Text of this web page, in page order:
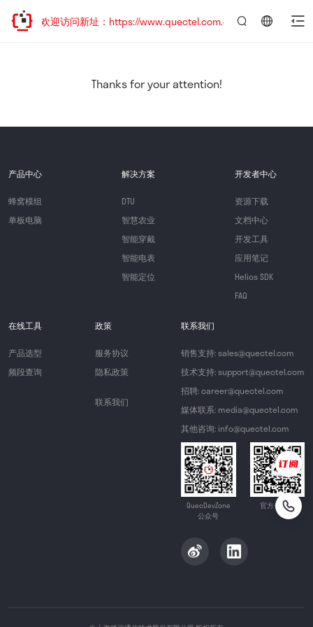
迁移，欢迎访问新址：https://www.quectel.com.cn
Thanks for your attention!
产品中心
蜂窝模组
单板电脑
解决方案
DTU
智慧农业
智能穿戴
智能电表
智能定位
开发者中心
资源下载
文档中心
开发工具
应用笔记
Helios SDK
FAQ
在线工具
产品选型
频段查询
政策
服务协议
隐私政策
联系我们
联系我们
销售支持: sales@quectel.com
技术支持: support@quectel.com
招聘: career@quectel.com
媒体联系: media@quectel.com
其他咨询: info@quectel.com
QuecDevZone
公众号
官方公众号